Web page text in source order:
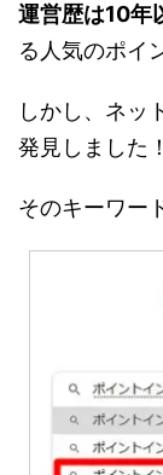
運営歴は10年
る人気のポイ
しかし、ネッ
発見しました！
そのキーワー